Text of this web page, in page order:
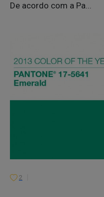
De acordo com a Pa...
2